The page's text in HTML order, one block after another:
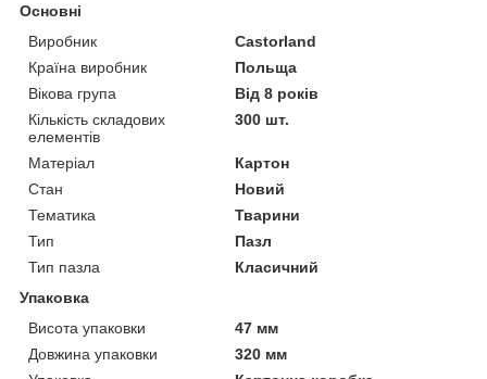
Основні
Виробник
Castorland
Країна виробник
Польща
Вікова група
Від 8 років
Кількість складових
елементів
300 шт.
Матеріал
Картон
Стан
Новий
Тематика
Тварини
Тип
Пазл
Тип пазла
Класичний
Упаковка
Висота упаковки
47 мм
Довжина упаковки
320 мм